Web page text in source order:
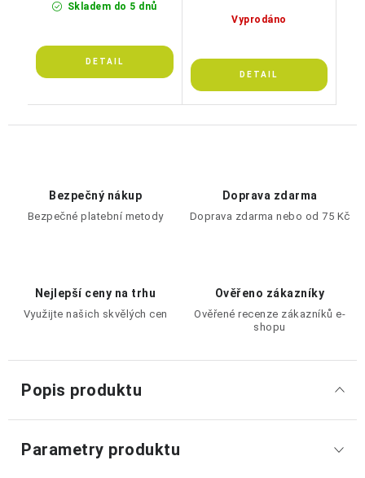
Skladem do 5 dnů
Vyprodáno
Bezpečný nákup
Bezpečné platební metody
Doprava zdarma
Doprava zdarma nebo od 75 Kč
Nejlepší ceny na trhu
Využijte našich skvělých cen
Ověřeno zákazníky
Ověřené recenze zákazníků e-
shopu
Popis produktu
Parametry produktu